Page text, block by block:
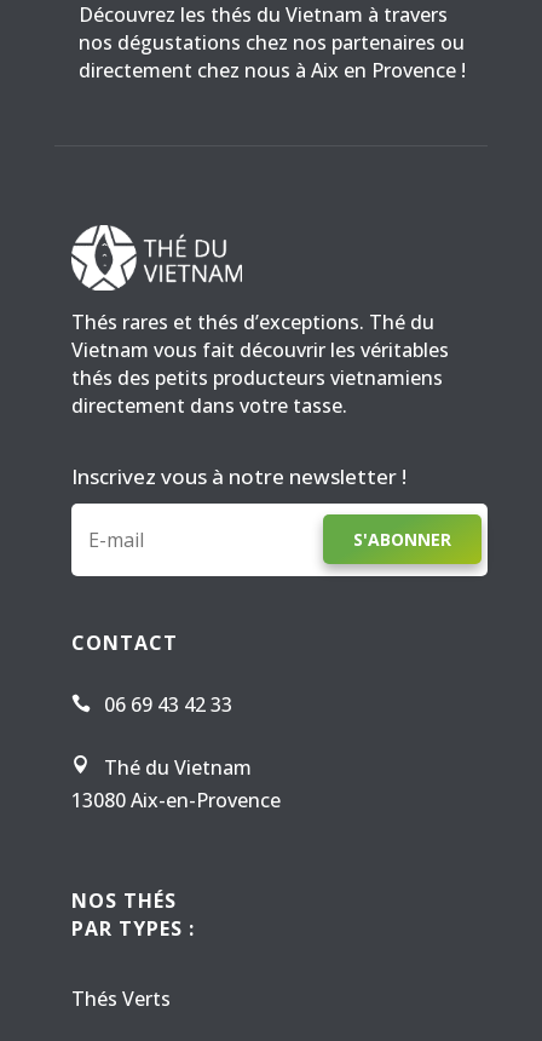
Découvrez les thés du Vietnam à travers
nos dégustations chez nos partenaires ou
directement chez nous à Aix en Provence !
Thés rares et thés d’exceptions. Thé du
Vietnam vous fait découvrir les véritables
thés des petits producteurs vietnamiens
directement dans votre tasse.
Inscrivez vous à notre newsletter !
S'ABONNER
CONTACT
 06 69 43 42 33

Thé du Vietnam
13080 Aix-en-Provence
NOS THÉS
PAR TYPES :
Thés Verts